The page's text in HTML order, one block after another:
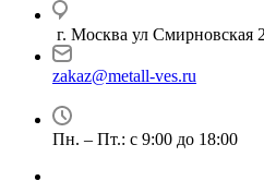
г. Москва ул Смирновская
zakaz@metall-ves.ru
Пн. – Пт.: с 9:00 до 18:00